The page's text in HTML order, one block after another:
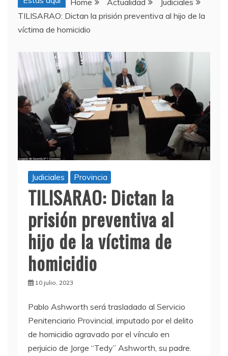
Home Actualidad
Judiciales
TILISARAO: Dictan la prisión preventiva al hijo de la
víctima de homicidio
Judiciales Provincia
TILISARAO: Dictan la
prisión preventiva al
hijo de la víctima de
homicidio
10 julio, 2023
Pablo Ashworth será trasladado al Servicio
Penitenciario Provincial, imputado por el delito
de homicidio agravado por el vínculo en
perjuicio de Jorge “Tedy” Ashworth, su padre.